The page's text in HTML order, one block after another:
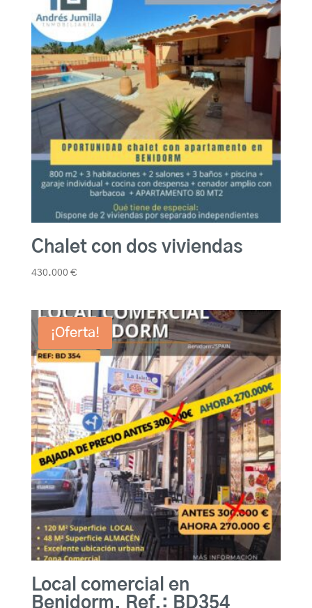
Chalet con dos viviendas
430.000 €
¡Oferta!
Local comercial en
Benidorm. Ref.: BD354